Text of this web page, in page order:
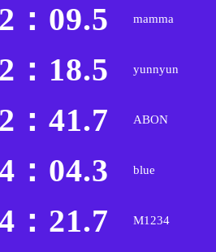
：09.5 mamma
：18.5 yunnyun
：41.7 ABON
：04.3 blue
：21.7 M1234